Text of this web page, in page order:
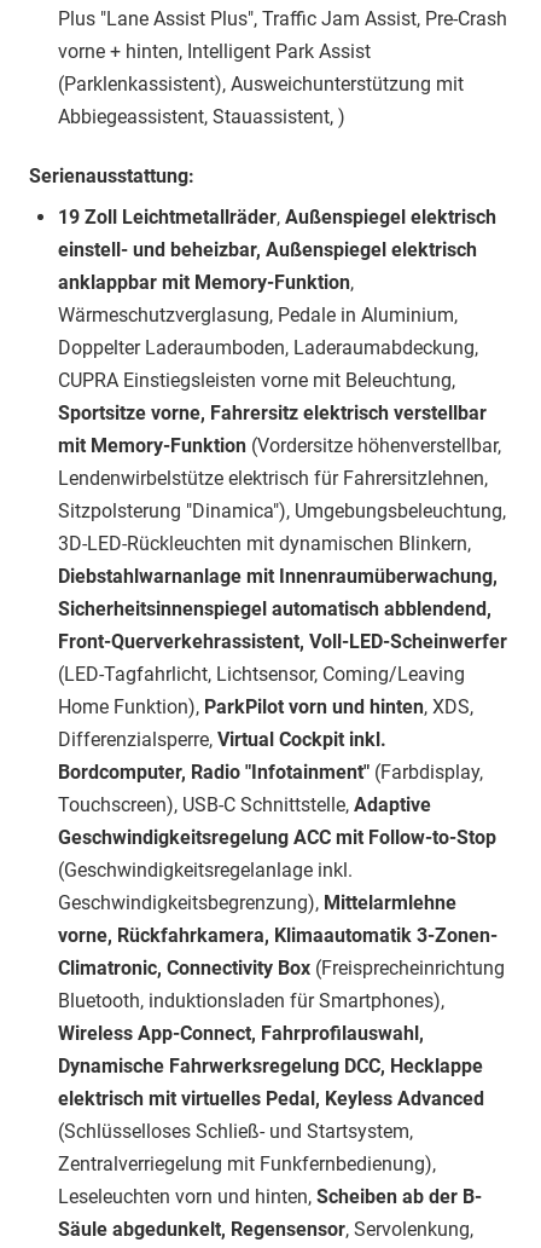
Plus "Lane Assist Plus", Traffic Jam Assist, Pre-Crash
vorne + hinten, Intelligent Park Assist
(Parklenkassistent), Ausweichunterstützung mit
Abbiegeassistent, Stauassistent, )
Serienausstattung:
19 Zoll Leichtmetallräder, Außenspiegel elektrisch
einstell- und beheizbar, Außenspiegel elektrisch
anklappbar mit Memory-Funktion,
Wärmeschutzverglasung, Pedale in Aluminium,
Doppelter Laderaumboden, Laderaumabdeckung,
CUPRA Einstiegsleisten vorne mit Beleuchtung,
Sportsitze vorne, Fahrersitz elektrisch verstellbar
mit Memory-Funktion (Vordersitze höhenverstellbar,
Lendenwirbelstütze elektrisch für Fahrersitzlehnen,
Sitzpolsterung "Dinamica"), Umgebungsbeleuchtung,
3D-LED-Rückleuchten mit dynamischen Blinkern,
Diebstahlwarnanlage mit Innenraumüberwachung,
Sicherheitsinnenspiegel automatisch abblendend,
Front-Querverkehrassistent, Voll-LED-Scheinwerfer
(LED-Tagfahrlicht, Lichtsensor, Coming/Leaving
Home Funktion), ParkPilot vorn und hinten, XDS,
Differenzialsperre, Virtual Cockpit inkl.
Bordcomputer, Radio "Infotainment" (Farbdisplay,
Touchscreen), USB-C Schnittstelle, Adaptive
Geschwindigkeitsregelung ACC mit Follow-to-Stop
(Geschwindigkeitsregelanlage inkl.
Geschwindigkeitsbegrenzung), Mittelarmlehne
vorne, Rückfahrkamera, Klimaautomatik 3-Zonen-
Climatronic, Connectivity Box (Freisprecheinrichtung
Bluetooth, induktionsladen für Smartphones),
Wireless App-Connect, Fahrprofilauswahl,
Dynamische Fahrwerksregelung DCC, Hecklappe
elektrisch mit virtuelles Pedal, Keyless Advanced
(Schlüsselloses Schließ- und Startsystem,
Zentralverriegelung mit Funkfernbedienung),
Leseleuchten vorn und hinten, Scheiben ab der B-
Säule abgedunkelt, Regensensor, Servolenkung,